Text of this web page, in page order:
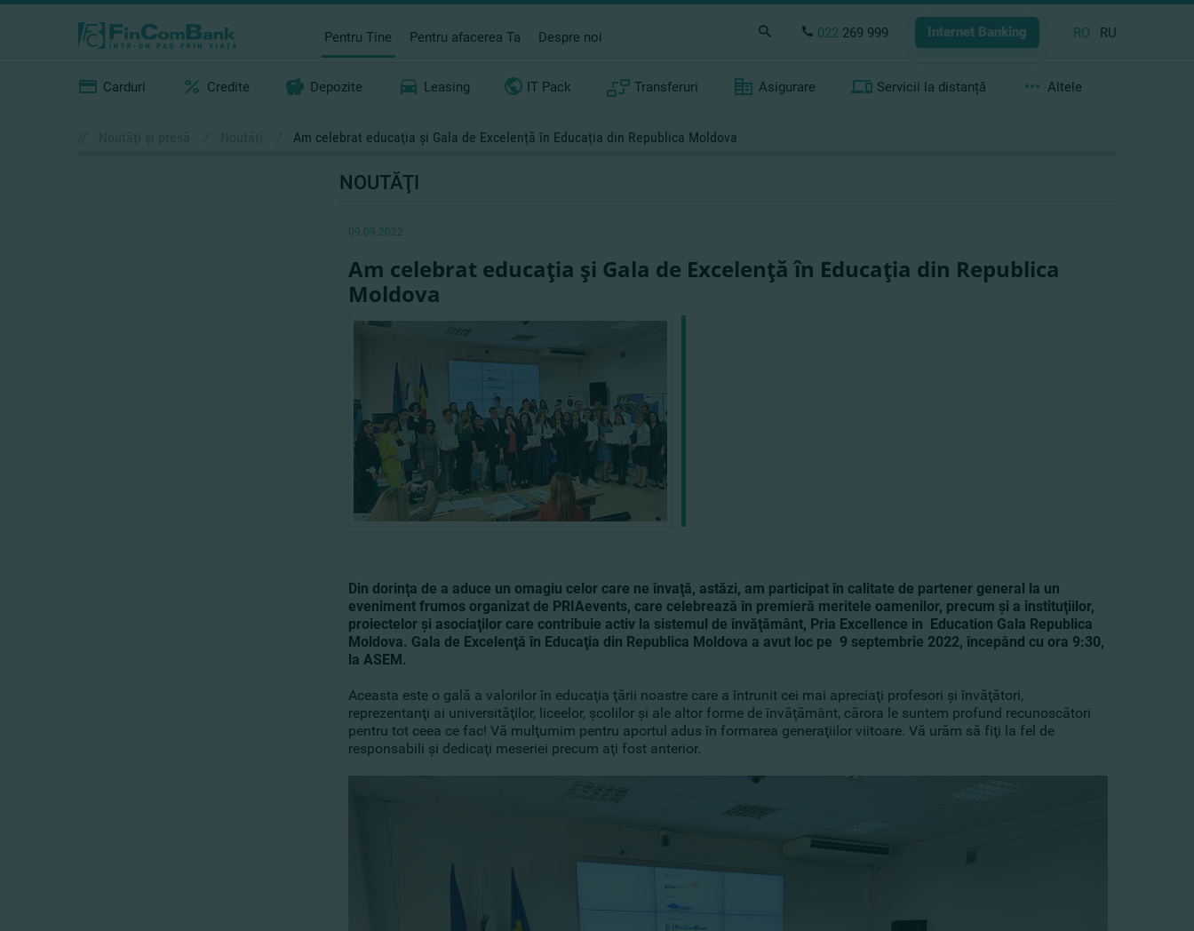
Pentru Tine Pentru afacerea Ta Despre noi 022 269 999 Internet Banking RO RU
Carduri Credite Depozite Leasing IT Pack Transferuri Asigurare Servicii la distanță Altele
Am celebrat educaţia şi Gala de Excelenţă în Educaţia din Republica Moldova
NOUTĂŢI
09.09.2022
Am celebrat educaţia şi Gala de Excelenţă în Educaţia din Republica
Moldova
Din dorinţa de a aduce un omagiu celor care ne învaţă, astăzi, am participat în calitate de partener general la un
eveniment frumos organizat de PRIAevents, care celebrează în premieră meritele oamenilor, precum şi a instituţiilor,
proiectelor şi asociaţilor care contribuie activ la sistemul de învăţământ, Pria Excellence in Education Gala Republica
Moldova. Gala de Excelenţă în Educaţia din Republica Moldova a avut loc pe 9 septembrie 2022, începând cu ora 9:30,
la ASEM.
Aceasta este o gală a valorilor în educaţia ţării noastre care a întrunit cei mai apreciaţi profesori şi învăţători,
reprezentanţi ai universităţilor, liceelor, şcolilor şi ale altor forme de învăţământ, cărora le suntem profund recunoscători
pentru tot ceea ce fac! Vă mulţumim pentru aportul adus în formarea generaţiilor viitoare. Vă urăm să fiţi la fel de
responsabili şi dedicaţi meseriei precum aţi fost anterior.